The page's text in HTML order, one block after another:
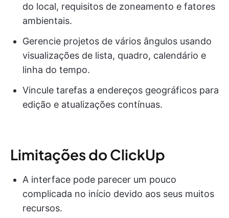
do local, requisitos de zoneamento e fatores
ambientais.
Gerencie projetos de vários ângulos usando
visualizações de lista, quadro, calendário e
linha do tempo.
Vincule tarefas a endereços geográficos para
edição e atualizações contínuas.
Limitações do ClickUp
A interface pode parecer um pouco
complicada no início devido aos seus muitos
recursos.